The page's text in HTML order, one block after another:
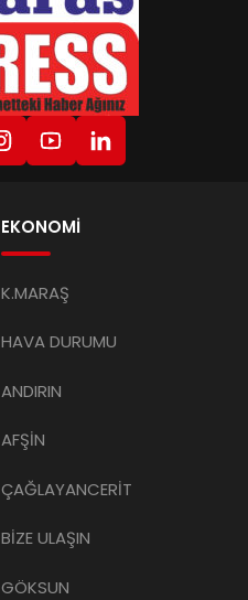
EKONOMİ
K.MARAŞ
HAVA DURUMU
ANDIRIN
AFŞİN
ÇAĞLAYANCERİT
BİZE ULAŞIN
GÖKSUN